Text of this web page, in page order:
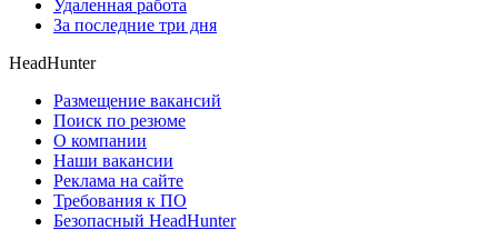
Удаленная работа
За последние три дня
HeadHunter
Размещение вакансий
Поиск по резюме
О компании
Наши вакансии
Реклама на сайте
Требования к ПО
Безопасный HeadHunter